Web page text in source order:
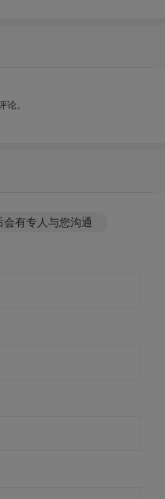
论。
有专人与您沟通